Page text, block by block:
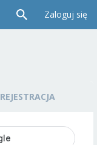
Zaloguj się
REJESTRACJA